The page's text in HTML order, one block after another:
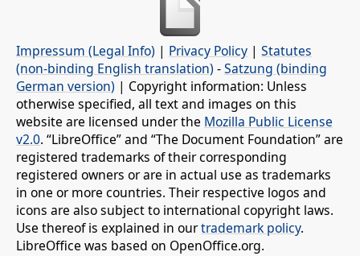
Impressum (Legal Info) | Privacy Policy | Statutes
(non-binding English translation) -Satzung (binding
German version) | Copyright information: Unless
otherwise specified, all text and images on this
website are licensed under the Mozilla Public License
v2.0. “LibreOffice” and “The Document Foundation” are
registered trademarks of their corresponding
registered owners or are in actual use as trademarks
in one or more countries. Their respective logos and
icons are also subject to international copyright laws.
Use thereof is explained in ourtrademark policy.
LibreOffice was based on OpenOffice.org.